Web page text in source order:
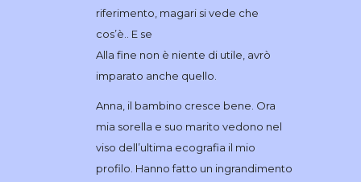
riferimento, magari si vede che
cos’è.. E se
Alla fine non è niente di utile, avrò
imparato anche quello.
Anna, il bambino cresce bene. Ora
mia sorella e suo marito vedono nel
viso dell’ultima ecografia il mio
profilo. Hanno fatto un ingrandimento